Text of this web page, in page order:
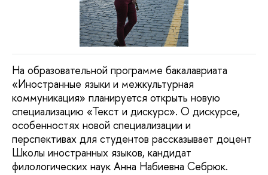
На образовательной программе бакалавриата
«Иностранные языки и межкультурная
коммуникация» планируется открыть новую
специализацию «Текст и дискурс». О дискурсе,
особенностях новой специализации и
перспективах для студентов рассказывает доцент
Школы иностранных языков, кандидат
филологических наук Анна Набиевна Себрюк.